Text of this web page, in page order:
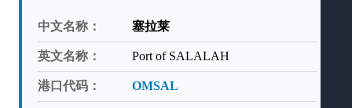
中文名称： 塞拉莱
英文名称： Port of SALALAH
港口代码： OMSAL